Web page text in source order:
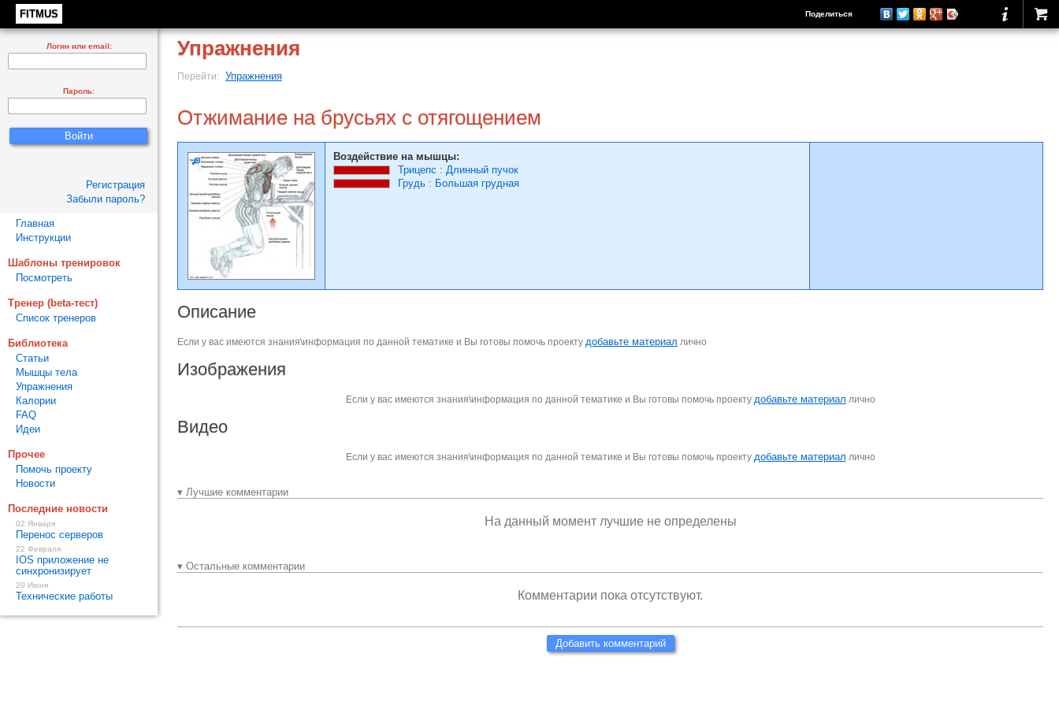
FITMUS Поделиться
Упражнения
Перейти: Упражнения
Отжимание на брусьях с отягощением
Воздействие на мышцы:
Трицепс : Длинный пучок
Грудь : Большая грудная
Описание
Если у вас имеются знания\информация по данной тематике и Вы готовы помочь проекту добавьте материал лично
Изображения
Если у вас имеются знания\информация по данной тематике и Вы готовы помочь проекту добавьте материал лично
Видео
Если у вас имеются знания\информация по данной тематике и Вы готовы помочь проекту добавьте материал лично
▾ Лучшие комментарии
На данный момент лучшие не определены
▾ Остальные комментарии
Комментарии пока отсутствуют.
Добавить комментарий
Логин или email:
Пароль:
Регистрация
Забыли пароль?
Главная
Инструкции
Шаблоны тренировок
Посмотреть
Тренер (beta-тест)
Список тренеров
Библиотека
Статьи
Мышцы тела
Упражнения
Калории
FAQ
Идеи
Прочее
Помочь проекту
Новости
Последние новости
02 Января
Перенос серверов
22 Февраля
IOS приложение не
синхронизирует
20 Июня
Технические работы